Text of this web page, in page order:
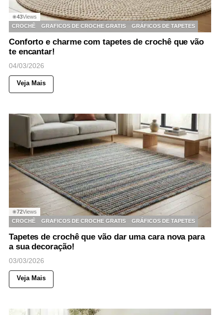
◉43Views
CROCHÊ
GRAFICOS DE CROCHE GRATIS GRÁFICOS DE TAPETES
Conforto e charme com tapetes de crochê que vão
te encantar!
04/03/2026
Veja Mais
◉72Views
CROCHÊ
GRAFICOS DE CROCHE GRATIS GRÁFICOS DE TAPETES
Tapetes de crochê que vão dar uma cara nova para
a sua decoração!
03/03/2026
Veja Mais